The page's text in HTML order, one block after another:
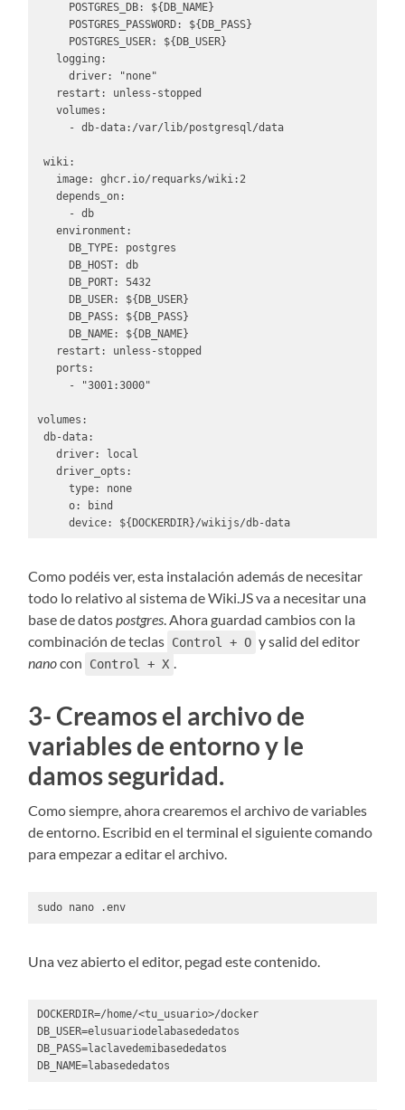
volumes:
     device: ${DOCKERDIR}/wikijs/db-data
Como podéis ver, esta instalación además de necesitar
todo lo relativo al sistema de Wiki.JS va a necesitar una
base de datospostgres. Ahora guardad cambios con la
combinación de teclas Control + O y salid del editor
nanocon Control + X .
3- Creamos el archivo de
variables de entorno y le
damos seguridad.
Como siempre, ahora crearemos el archivo de variables
de entorno. Escribid en el terminal el siguiente comando
para empezar a editar el archivo.
sudo nano .env
Una vez abierto el editor, pegad este contenido.
DOCKERDIR=/home/<tu_usuario>/docker
DB_USER=elusuariodelabasededatos
DB_PASS=laclavedemibasededatos
DB_NAME=labasededatos